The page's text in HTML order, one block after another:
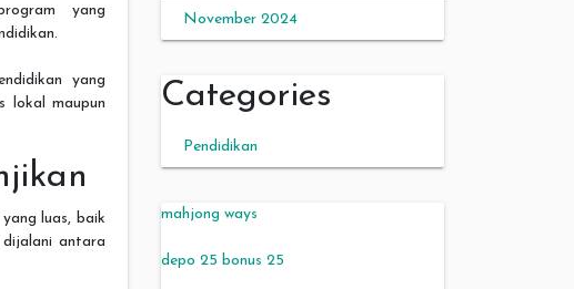
yang
yang
lokal maupun
luas, baik
antara
November 2024
Categories
Pendidikan
mahjong ways
depo 25 bonus 25